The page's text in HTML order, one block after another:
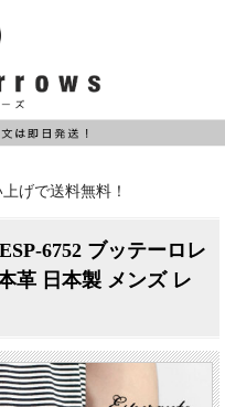
げで送料無料！
6752 ブッテーロレ
革 日本製 メンズ レ